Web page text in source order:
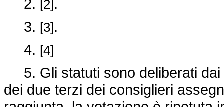
2. [2].
3. [3].
4. [4]
5. Gli statuti sono deliberati dai
dei due terzi dei consiglieri